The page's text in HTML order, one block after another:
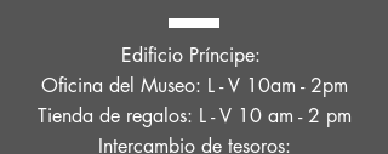
Edificio Príncipe:
Oficina del Museo: L - V 10am - 2pm
Tienda de regalos: L - V 10 am - 2 pm
Intercambio de tesoros: